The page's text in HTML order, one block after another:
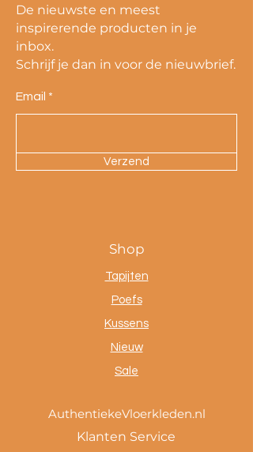
De nieuwste en meest
inspirerende producten in je
inbox.
Schrijf je dan in voor de nieuwbrief.
Email
Verzend
Shop
Tapijten
Poefs
Kussens
Nieuw
Sale
AuthentiekeVloerkleden.nl
Klanten Service